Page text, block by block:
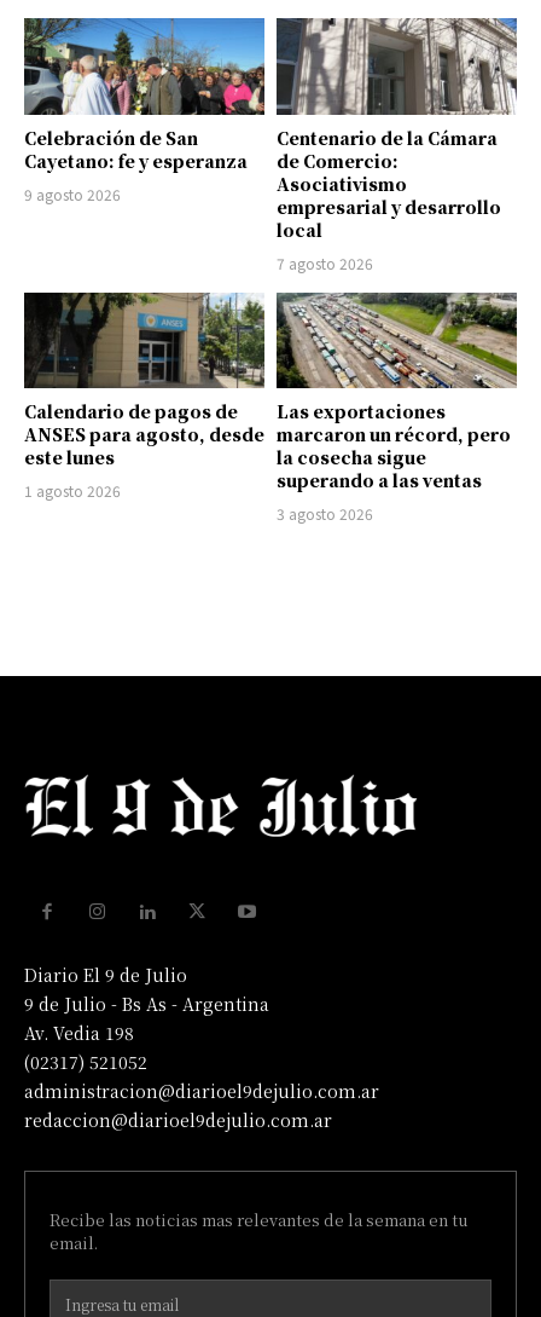
Celebración de San
Cayetano: fe y esperanza
9 agosto 2026
Centenario de la Cámara
de Comercio:
Asociativismo
empresarial y desarrollo
local
7 agosto 2026
Calendario de pagos de
ANSES para agosto, desde
este lunes
1 agosto 2026
Las exportaciones
marcaron un récord, pero
la cosecha sigue
superando a las ventas
3 agosto 2026
Diario El 9 de Julio
9 de Julio - Bs As - Argentina
Av. Vedia 198
(02317) 521052
administracion@diarioel9dejulio.com.ar
redaccion@diarioel9dejulio.com.ar
Recibe las noticias mas relevantes de la semana en tu
email.